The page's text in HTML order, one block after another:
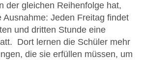
der gleichen Reihenfolge hat,
Ausnahme: Jeden Freitag findet
und dritten Stunde eine
Dort lernen die Schüler mehr
die sie erfüllen müssen, um